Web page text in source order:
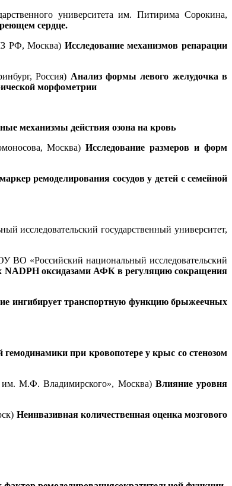
университета им. Питирима Сорокина,
сердце.
РФ, Москва) Исследование механизмов репарации
Россия) Анализ формы левого желудочка в
морфометрии
механизмы действия озона на кровь
Москва)Исследование размеров и форм
ремоделирования сосудов у детей с семейной
государственный университет,
«Российский национальный исследовательский
NADPH оксидазами АФК в регуляцию сокращения
ингибирует транспортную функцию брыжеечных
при кровопотере у крыс со стенозом
им. М.Ф. Владимирского», Москва) Влияние уровня
Неинвазивная количественная оценка мозгового